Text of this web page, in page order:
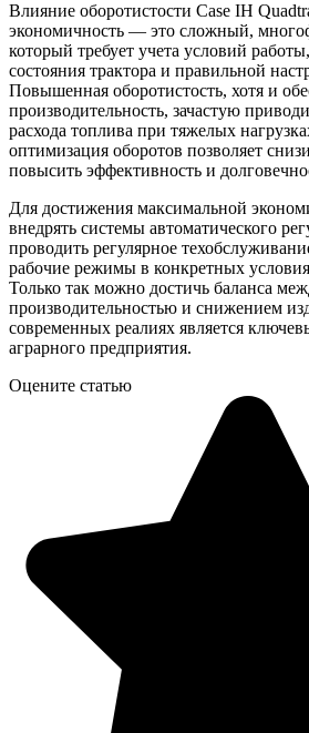
Влияние оборотистости Case IH
экономичность — это сложный,
который требует учета условий
состояния трактора и правильной
Повышенная оборотистость, хотя и
производительность, зачастую
расхода топлива при тяжелых
оптимизация оборотов позволяет
повысить эффективность и
Для достижения максимальной
внедрять системы автоматического
проводить регулярное
рабочие режимы в конкретных
Только так можно достичь баланса
производительностью и снижением
современных реалиях является
аграрного предприятия.
Оцените статью